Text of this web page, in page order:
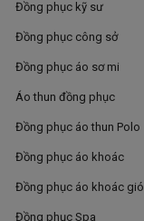
Đồng phục kỹ sư
Đồng phục công sở
Đồng phục áo sơ mi
Áo thun đồng phục
Đồng phục áo thun Polo
Đồng phục áo khoác
Đồng phục áo khoác gió
Đồng phục Spa